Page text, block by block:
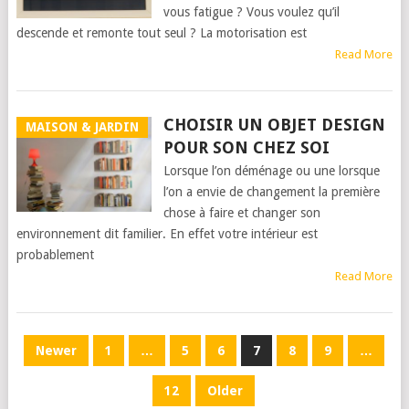
vous fatigue ? Vous voulez qu’il
descende et remonte tout seul ? La motorisation est
Read More
MAISON & JARDIN
CHOISIR UN OBJET DESIGN
POUR SON CHEZ SOI
Lorsque l’on déménage ou une lorsque
l’on a envie de changement la première
chose à faire et changer son
environnement dit familier. En effet votre intérieur est
probablement
Read More
PAGINATION
Newer 1 … 5 6 7 8 9 …
12 Older